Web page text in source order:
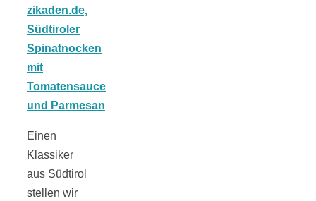
Einen
Klassiker
aus Südtirol
stellen wir